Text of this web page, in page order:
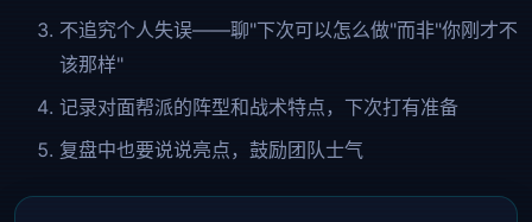
不追究个人失误——聊"下次可以怎么做"而非"你刚才不
该那样"
记录对面帮派的阵型和战术特点，下次打有准备
复盘中也要说说亮点，鼓励团队士气